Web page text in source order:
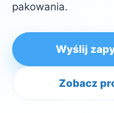
pakowania.
Wyślij
Zobacz